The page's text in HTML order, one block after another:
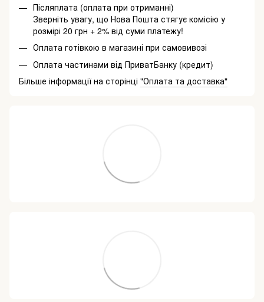
Післяплата (оплата при отриманні)
Зверніть увагу, що Нова Пошта стягує комісію у
розмірі 20 грн + 2% від суми платежу!
Оплата готівкою в магазині при самовивозі
Оплата частинами від ПриватБанку (кредит)
Більше інформації на сторінці "Оплата та доставка"